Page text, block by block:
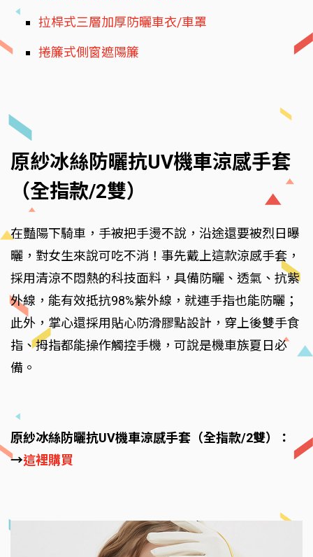
拉桿式三層加厚防曬車衣/車罩
捲簾式側窗遮陽簾
原紗冰絲防曬抗UV機車涼感手套
（全指款/2雙）
在豔陽下騎車，手被把手燙不說，沿途還要被烈日曝
曬，對女生來說可吃不消！事先戴上這款涼感手套，
採用清涼不悶熱的科技面料，具備防曬、透氣、抗紫
外線，能有效抵抗98%紫外線，就連手指也能防曬；
此外，掌心還採用貼心防滑膠點設計，穿上後雙手食
指、拇指都能操作觸控手機，可說是機車族夏日必
備。
原紗冰絲防曬抗UV機車涼感手套（全指款/2雙）：
→這裡購買